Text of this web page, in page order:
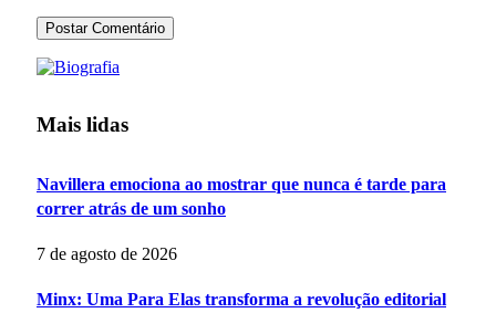
Mais lidas
Navillera emociona ao mostrar que nunca é tarde para
correr atrás de um sonho
7 de agosto de 2026
Minx: Uma Para Elas transforma a revolução editorial